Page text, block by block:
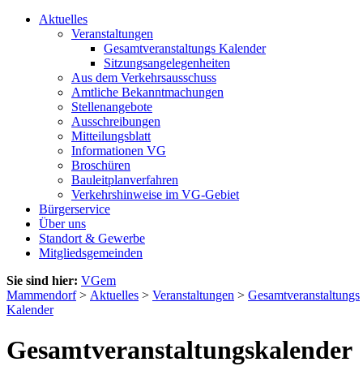
Aktuelles
Veranstaltungen
Gesamtveranstaltungs Kalender
Sitzungsangelegenheiten
Aus dem Verkehrsausschuss
Amtliche Bekanntmachungen
Stellenangebote
Ausschreibungen
Mitteilungsblatt
Informationen VG
Broschüren
Bauleitplanverfahren
Verkehrshinweise im VG-Gebiet
Bürgerservice
Über uns
Standort & Gewerbe
Mitgliedsgemeinden
Sie sind hier: VGem
Mammendorf> Aktuelles > Veranstaltungen > Gesamtveranstaltungs
Kalender
Gesamtveranstaltungskalender